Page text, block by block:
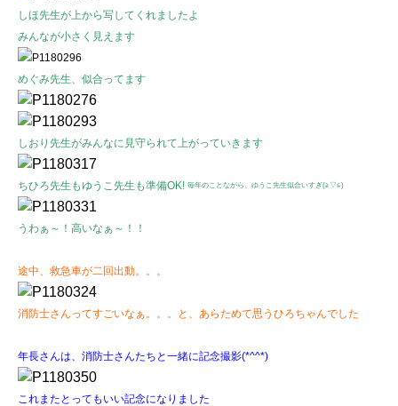
しほ先生が上から写してくれましたよ
みんなが小さく見えます
めぐみ先生、似合ってます
しおり先生がみんなに見守られて上がっていきます
ちひろ先生もゆうこ先生も準備OK! 毎年のことながら、ゆうこ先生似合いすぎ(≧▽≦)
うわぁ～！高いなぁ～！！
途中、救急車が二回出動。。。
消防士さんってすごいなぁ。。。と、あらためて思うひろちゃんでした
年長さんは、消防士さんたちと一緒に記念撮影(*^^*)
これまたとってもいい記念になりました